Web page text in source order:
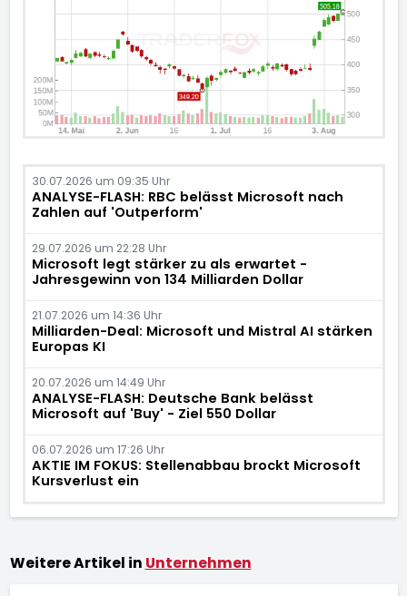
30.07.2026 um 09:35 Uhr
ANALYSE-FLASH: RBC belässt Microsoft nach
Zahlen auf 'Outperform'
29.07.2026 um 22:28 Uhr
Microsoft legt stärker zu als erwartet -
Jahresgewinn von 134 Milliarden Dollar
21.07.2026 um 14:36 Uhr
Milliarden-Deal: Microsoft und Mistral AI stärken
Europas KI
20.07.2026 um 14:49 Uhr
ANALYSE-FLASH: Deutsche Bank belässt
Microsoft auf 'Buy' - Ziel 550 Dollar
06.07.2026 um 17:26 Uhr
AKTIE IM FOKUS: Stellenabbau brockt Microsoft
Kursverlust ein
Weitere Artikel in Unternehmen